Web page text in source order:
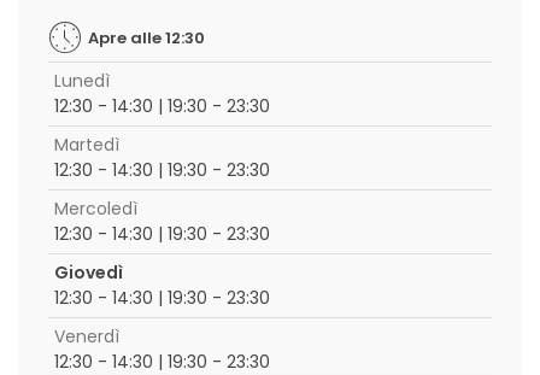
Apre alle 12:30
Lunedì
12:30 - 14:30 | 19:30 - 23:30
Martedì
12:30 - 14:30 | 19:30 - 23:30
Mercoledì
12:30 - 14:30 | 19:30 - 23:30
Giovedì
12:30 - 14:30 | 19:30 - 23:30
Venerdì
12:30 - 14:30 | 19:30 - 23:30